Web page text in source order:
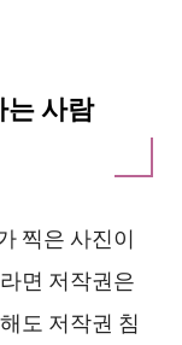
사람
찍은 사진이
면 저작권은
도 저작권 침